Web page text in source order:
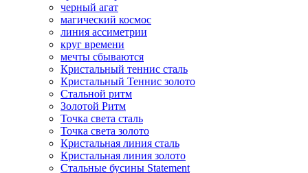
черный агат
магический космос
линия ассиметрии
круг времени
мечты сбываются
Кристальный теннис сталь
Кристальный Теннис золото
Стальной ритм
Золотой Ритм
Точка света сталь
Точка света золото
Кристальная линия сталь
Кристальная линия золото
Стальные бусины Statement